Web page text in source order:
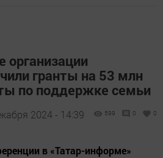
гранты на 53 млн
по поддержке семьи
2024 - 14:39 599 0 0
в «Татар-информе»